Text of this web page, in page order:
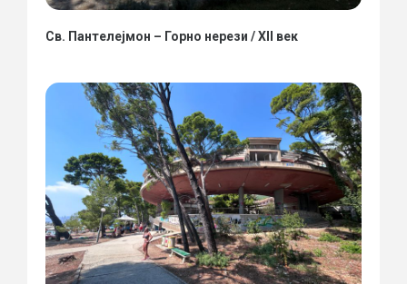
Св. Пантелејмон – Горно нерези / XII век